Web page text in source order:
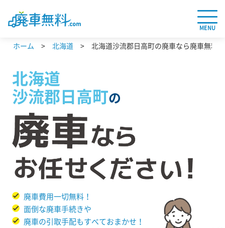
MENU
ホーム 北海道 北海道沙流郡日高町の廃車なら廃車無料
北海道
沙流郡日高町の
廃車費用一切無料！
面倒な廃車手続きや
廃車の引取手配もすべておまかせ！